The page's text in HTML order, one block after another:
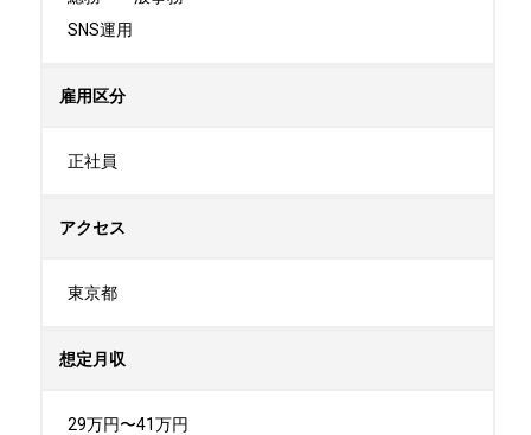
SNS運用
雇用区分
正社員
アクセス
東京都
想定月収
29万円〜41万円